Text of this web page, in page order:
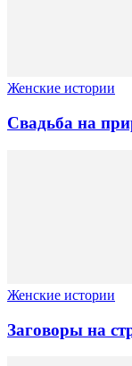
Женские истории
Свадьба на
Женские истории
Заговоры на